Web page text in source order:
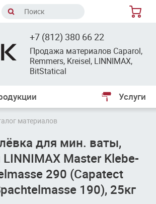
+7 (812) 380 66 22
Продажа материалов Caparol,
Remmers, Kreisel, LINNIMAX,
BitStatical
Услуги
материалов
для мин. ваты,
Master Klebe-
290 (Capatect
190), 25кг